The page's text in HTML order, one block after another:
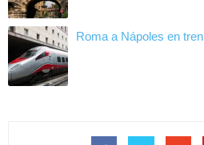
Roma a Nápoles en tren